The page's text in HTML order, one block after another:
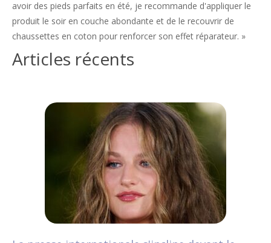
avoir des pieds parfaits en été, je recommande d'appliquer le
produit le soir en couche abondante et de le recouvrir de
chaussettes en coton pour renforcer son effet réparateur. »
Articles récents